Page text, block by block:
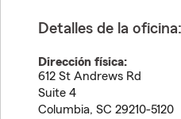
Detalles de la oficina:
Dirección física:
612 St Andrews Rd
Suite 4
Columbia, SC 29210-5120